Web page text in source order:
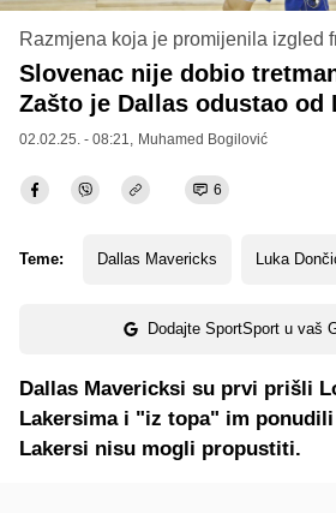
Razmjena koja je promijenila izgled
Slovenac nije dobio
Zašto je Dallas odustao od
02.02.25. - 08:21, Muhamed Bogilović
6
Teme: Dallas Mavericks Luka
Dodajte SportSport u vaš
Dallas Mavericksi su prvi prišli
Lakersima i "iz topa" im
Lakersi nisu mogli propustiti.